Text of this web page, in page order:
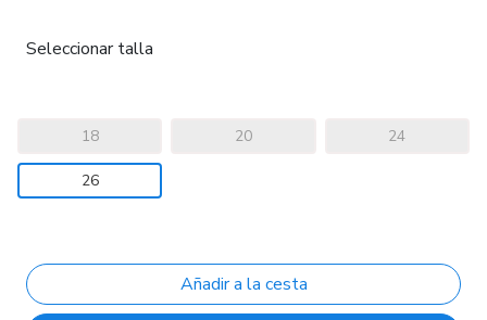
Seleccionar talla
18 20 24
26